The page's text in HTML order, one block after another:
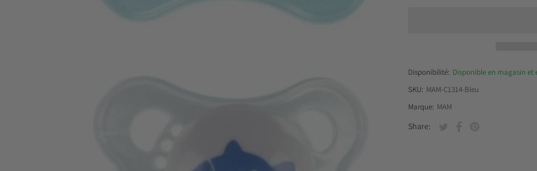
Disponibilité: Disponible en magasin et
SKU: MAM-C1314-Bleu
Marque: MAM
Share: